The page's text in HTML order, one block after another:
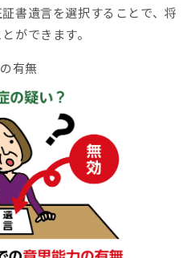
書遺言を選択することで、将
ができます。
有無